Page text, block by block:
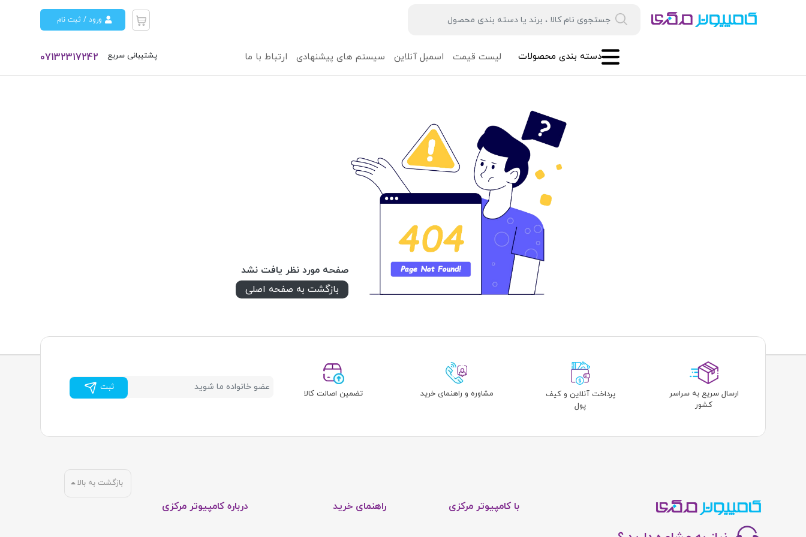
ورود / ثبت نام
07132317242 پشتیبانی سریع لیست قیمت اسمبل آنلاین سیستم های پیشنهادی ارتباط با ما دسته بندی محصولات
صفحه مورد نظر یافت نشد
بازگشت به صفحه اصلی
ارسال سریع به سراسر
کشور
پرداخت آنلاین و کیف
پول
مشاوره و راهنمای خرید تضمین اصالت کالا
ثبت
با کامپیوتر مرکزی راهنمای خرید
بازگشت به بالا
درباره کامپیوتر مرکزی